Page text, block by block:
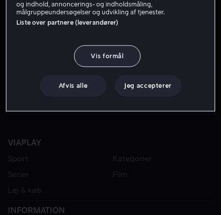
VIAPLAY
Sport
Kategorier
Serier
Film
Lej & køb
INFORMATION
og indhold, annoncerings- og indholdsmåling,
målgruppeundersøgelser og udvikling af tjenester.
Liste over partnere (leverandører)
Vis formål
Afvis alle Jeg accepterer